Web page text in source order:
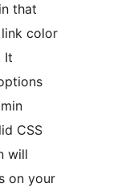
that
color
It
CSS
will
on your